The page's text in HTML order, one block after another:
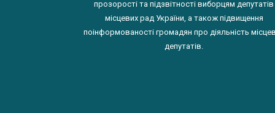
прозорості та підзвітності виборцям депутатів
місцевих рад України, а також підвищення
поінформованості громадян про діяльність
депутатів.